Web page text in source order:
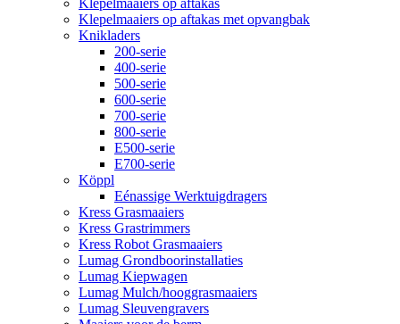
Klepelmaaiers op aftakas met opvangbak
Knikladers
200-serie
400-serie
500-serie
600-serie
700-serie
800-serie
E500-serie
E700-serie
Köppl
Eénassige Werktuigdragers
Kress Grasmaaiers
Kress Grastrimmers
Kress Robot Grasmaaiers
Lumag Grondboorinstallaties
Lumag Kiepwagen
Lumag Mulch/hooggrasmaaiers
Lumag Sleuvengravers